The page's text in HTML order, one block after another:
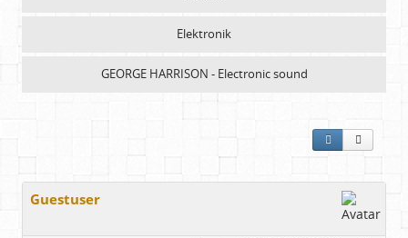
Elektronik
GEORGE HARRISON - Electronic sound
Guestuser